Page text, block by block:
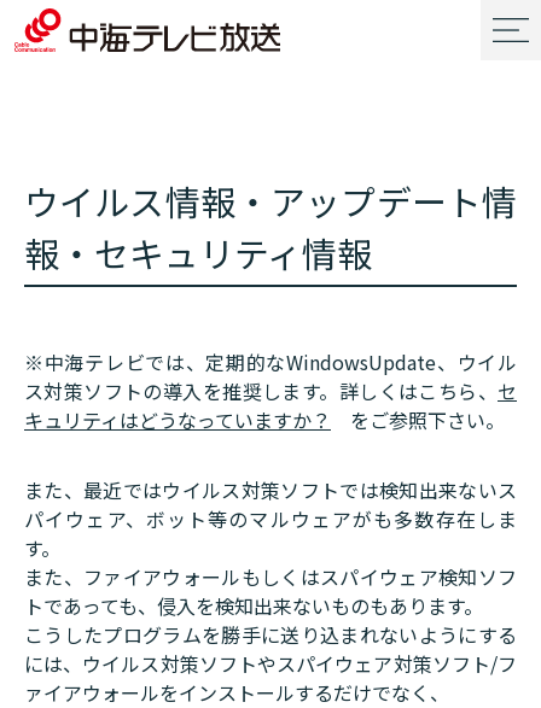
ウイルス情報・アップデート情
報・セキュリティ情報
※中海テレビでは、定期的なWindowsUpdate、ウイル
ス対策ソフトの導入を推奨します。詳しくはこちら、 セ
キュリティはどうなっていますか？
をご参照下さい。
また、最近ではウイルス対策ソフトでは検知出来ないス
パイウェア、ボット等のマルウェアがも多数存在しま
す。
また、ファイアウォールもしくはスパイウェア検知ソフ
トであっても、侵入を検知出来ないものもあります。
こうしたプログラムを勝手に送り込まれないようにする
には、ウイルス対策ソフトやスパイウェア対策ソフト/フ
ァイアウォールをインストールするだけでなく、